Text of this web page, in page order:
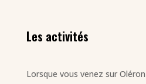
Les activités
Lorsque vous venez sur